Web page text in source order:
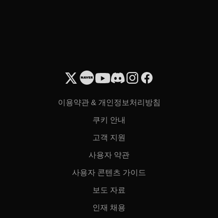
이용약관 & 개인정보처리방침
쿠키 안내
고객 지원
사용자 약관
사용자 콘텐츠 가이드
보도 자료
인재 채용